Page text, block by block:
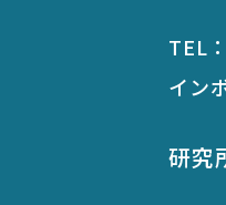
TEL：
イン
研究